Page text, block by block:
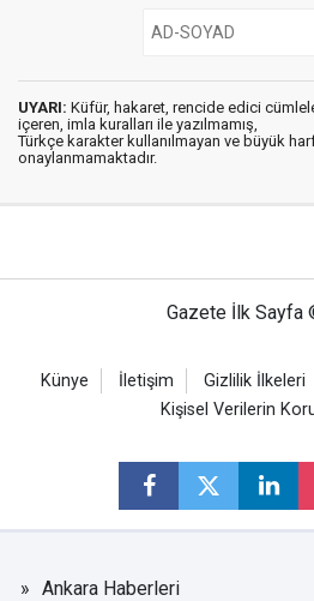
UYARI: Küfür, hakaret, rencide edici
içeren, imla kuralları ile yazılmamış,
Türkçe karakter kullanılmayan ve büyük
onaylanmamaktadır.
Gazete İlk Sayfa
Künye İletişim Gizlilik İlkeleri
Kişisel Verilerin
Ankara Haberleri